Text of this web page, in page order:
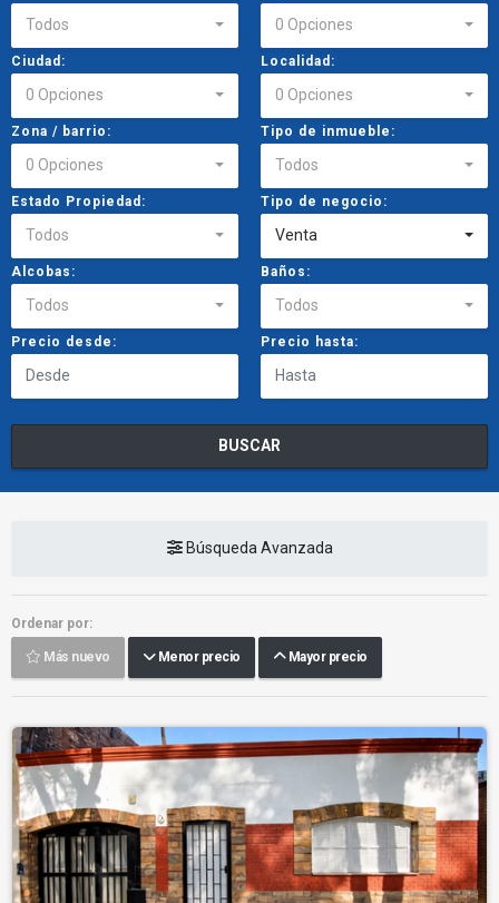
Todos 0 Opciones
Ciudad:
0 Opciones
Localidad:
0 Opciones
Zona / barrio:
0 Opciones
Tipo de inmueble:
Todos
Estado Propiedad:
Todos
Tipo de negocio:
Venta
Alcobas:
Todos
Baños:
Todos
Precio desde: Precio hasta:
BUSCAR
Búsqueda Avanzada
Ordenar por:
Más nuevo Menor precio Mayor precio